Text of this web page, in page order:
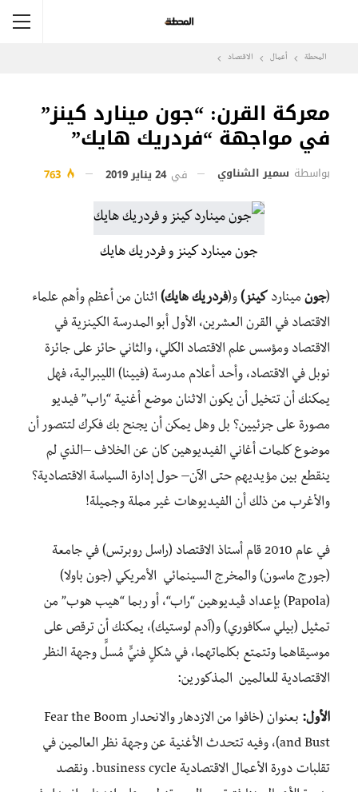
المحطة أعمال الاقتصاد
معركة القرن: “جون مينارد كينز”
في مواجهة “فردريك هايك”
بواسطة سمير الشناوي في 24 يناير 2019
جون مينارد كينز و فردريك هايك
(جون مينارد كينز) و(فردريك هايك) اثنان من أعظم وأهم علماء
الاقتصاد في القرن العشرين، الأول أبو المدرسة الكينزية في
الاقتصاد ومؤسس علم الاقتصاد الكلي، والثاني حائز على جائزة
نوبل في الاقتصاد، وأحد أعلام مدرسة (فيينا) الليبرالية، فهل
يمكنك أن تتخيل أن يكون الاثنان موضع أغنية “راب” فيديو
مصورة على جزئيين؟ بل وهل يمكن أن يجنح بك فكرك لتتصور أن
موضوع كلمات أغاني الفيديوهين كان عن الخلاف –الذي لم
ينقطع بين مؤيديهم حتى الآن– حول إدارة السياسة الاقتصادية؟
والأغرب من ذلك أن الفيديوهات غير مملة وجميلة!
في عام قام أستاذ الاقتصاد (راسل روبرتس) في جامعة
(جورج ماسون) والمخرج السينمائي الأمريكي (جون باولا)
(Papola)
بإعداد ڤيديوهين “راب“، أو ربما “هيب هوب” من
تمثيل (بيلي سكافوري) و(آدم لوستيك)، يمكنك أن ترقص على
موسيقاهما وتتمتع بكلماتهما، في شكلٍ فنيٍّ مُسلٍّ وجهة النظر
الاقتصادية للعالمين المذكورين:
الأول: بعنوان (خافوا من الازدهار والانحدار Fear the Boom
and Bust)،
وفيه تتحدث الأغنية عن وجهة نظر العالمين في
تقلبات دورة الأعمال الاقتصادية
ونقصد